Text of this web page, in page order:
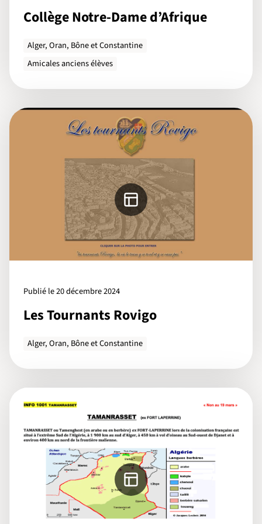
Collège Notre-Dame d’Afrique
Alger, Oran, Bône et Constantine
Amicales anciens élèves
Publié le 20 décembre 2024
Les Tournants Rovigo
Alger, Oran, Bône et Constantine